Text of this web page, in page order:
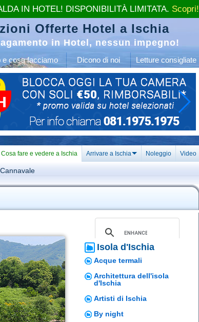
Offerte Hotel a Ischia
in Hotel, nessun impegno!
e cosa facciamo Dicono di noi Letture consigliate
Cosa fare e vedere a Ischia Arrivare a Ischia Noleggio Video
Isola d'Ischia
Acque termali
Architettura dell'isola
d'Ischia
Artisti di Ischia
By night
IN HOTEL! DISPONIBILITÀ LIMITATA. Scopri!